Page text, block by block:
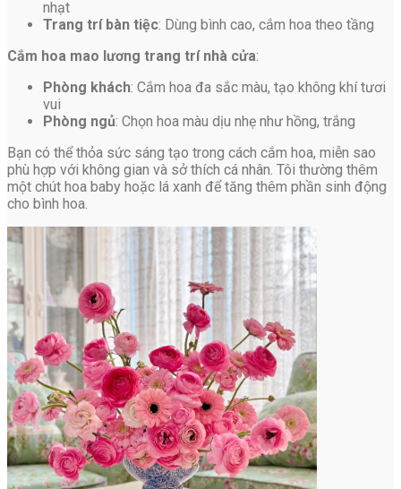
nhạt
Trang trí bàn tiệc: Dùng bình cao, cắm hoa theo tầng
Cắm hoa mao lương trang trí nhà cửa:
Phòng khách: Cắm hoa đa sắc màu, tạo không khí tươi
vui
Phòng ngủ: Chọn hoa màu dịu nhẹ như hồng, trắng
Bạn có thể thỏa sức sáng tạo trong cách cắm hoa, miễn sao
phù hợp với không gian và sở thích cá nhân. Tôi thường thêm
một chút hoa baby hoặc lá xanh để tăng thêm phần sinh động
cho bình hoa.